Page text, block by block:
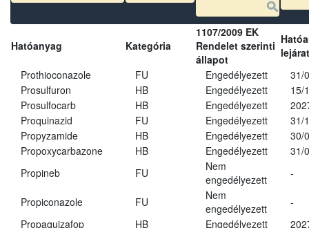
Hatóanyag Kategória
1107/2009 EK
Rendelet szerinti
állapot
Prothioconazole
FU Engedélyezett
31/
Prosulfuron
HB Engedélyezett
15/
Prosulfocarb
HB Engedélyezett
Proquinazid
FU Engedélyezett
31/
Propyzamide
HB Engedélyezett
30/
Propoxycarbazone
HB Engedélyezett
31/
Propineb
FU
Nem
engedélyezett
-
Propiconazole FU
Nem
engedélyezett
-
Propaquizafop
HB Engedélyezett